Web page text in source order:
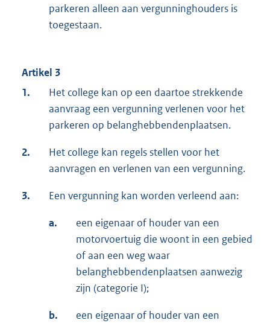
parkeren alleen aan vergunninghouders is
toegestaan.
Artikel 3
1.
Het college kan op een daartoe strekkende
aanvraag een vergunning verlenen voor het
parkeren op belanghebbendenplaatsen.
2.
Het college kan regels stellen voor het
aanvragen en verlenen van een vergunning.
3. Een vergunning kan worden verleend aan:
a.
een eigenaar of houder van een
motorvoertuig die woont in een gebied
of aan een weg waar
belanghebbendenplaatsen aanwezig
zijn (categorie I);
b.
een eigenaar of houder van een